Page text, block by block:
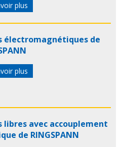
plus
électromagnétiques de
plus
libres avec accouplement
de RINGSPANN